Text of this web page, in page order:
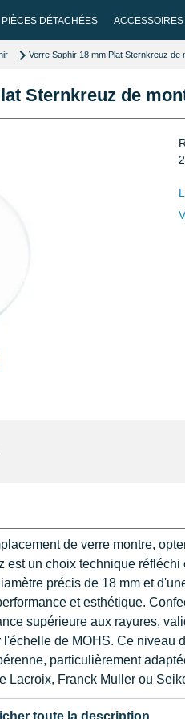
PIÈCES DÉTACHÉES ACCESSOIRES
Verre Saphir 18 mm Plat Sternkreuz
Sternkreuz de
2
de verre montre,
est un choix technique réfléchi
précis de 18 mm et
et esthétique.
supérieure aux rayures,
de MOHS. Ce niveau
particulièrement
Lacroix, Franck Muller ou
un alignement parfait avec
toute la description